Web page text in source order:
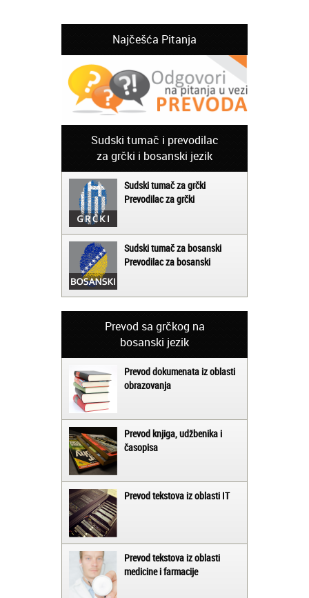
Najčešća Pitanja
Sudski tumač i prevodilac
za grčki i bosanski jezik
Sudski tumač za grčki
Prevodilac za grčki
Sudski tumač za bosanski
Prevodilac za bosanski
Prevod sa grčkog na
bosanski jezik
Prevod dokumenata iz oblasti
obrazovanja
Prevod knjiga, udžbenika i
časopisa
Prevod tekstova iz oblasti IT
Prevod tekstova iz oblasti
medicine i farmacije